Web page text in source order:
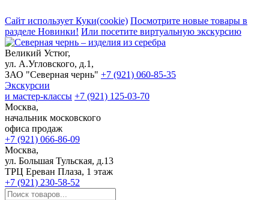
Сайт использует Куки(cookie) Посмотрите новые товары в
разделе Новинки! Или посетите виртуальную экскурсию
Великий Устюг,
ул. А.Угловского, д.1,
ЗАО "Северная чернь" +7 (921) 060-85-35
Экскурсии
и мастер-классы +7 (921) 125-03-70
Москва,
начальник московского
офиса продаж
+7 (921) 066-86-09
Москва,
ул. Большая Тульская, д.13
ТРЦ Ереван Плаза, 1 этаж
+7 (921) 230-58-52